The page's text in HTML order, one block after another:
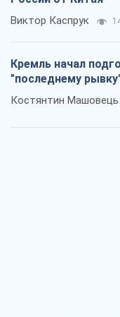
Виктор Каспрук
Кремль начал
"последнему
Костянтин Машовець